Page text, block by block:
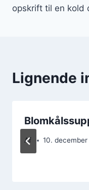
opskrift til en kold
Lignende
Af 10.